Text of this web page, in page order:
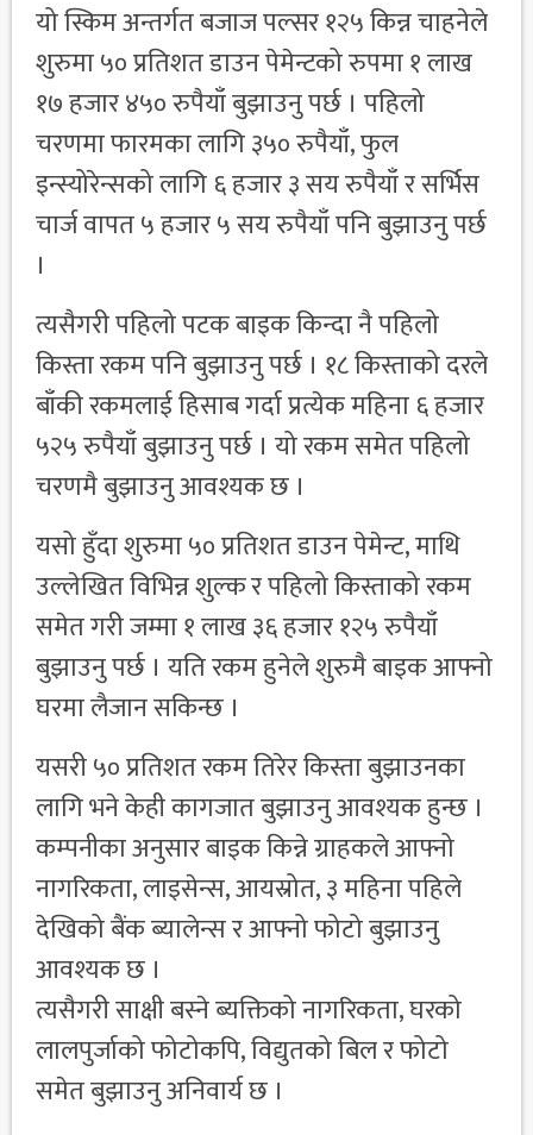
यो स्किम अन्तर्गत बजाज पल्सर १२५ किन्न चाहनेले
शुरुमा ५० प्रतिशत डाउन पेमेन्टको रुपमा १ लाख
१७ हजार ४५० रुपैयाँ बुझाउनु पर्छ । पहिलो
चरणमा फारमका लागि ३५० रुपैयाँ, फुल
इन्स्योरेन्सको लागि ६ हजार ३ सय रुपैयाँ र सर्भिस
चार्ज वापत ५ हजार ५ सय रुपैयाँ पनि बुझाउनु पर्छ
।
त्यसैगरी पहिलो पटक बाइक किन्दा नै पहिलो
किस्ता रकम पनि बुझाउनु पर्छ । १८ किस्ताको दरले
बाँकी रकमलाई हिसाब गर्दा प्रत्येक महिना ६ हजार
५२५ रुपैयाँ बुझाउनु पर्छ । यो रकम समेत पहिलो
चरणमै बुझाउनु आवश्यक छ ।
यसो हुँदा शुरुमा ५० प्रतिशत डाउन पेमेन्ट, माथि
उल्लेखित विभिन्न शुल्क र पहिलो किस्ताको रकम
समेत गरी जम्मा १ लाख ३६ हजार १२५ रुपैयाँ
बुझाउनु पर्छ । यति रकम हुनेले शुरुमै बाइक आफ्नो
घरमा लैजान सकिन्छ ।
यसरी ५० प्रतिशत रकम तिरेर किस्ता बुझाउनका
लागि भने केही कागजात बुझाउनु आवश्यक हुन्छ ।
कम्पनीका अनुसार बाइक किन्ने ग्राहकले आफ्नो
नागरिकता, लाइसेन्स, आयस्रोत, ३ महिना पहिले
देखिको बैंक ब्यालेन्स र आफ्नो फोटो बुझाउनु
आवश्यक छ ।
त्यसैगरी साक्षी बस्ने ब्यक्तिको नागरिकता, घरको
लालपुर्जाको फोटोकपि, विद्युतको बिल र फोटो
समेत बुझाउनु अनिवार्य छ ।